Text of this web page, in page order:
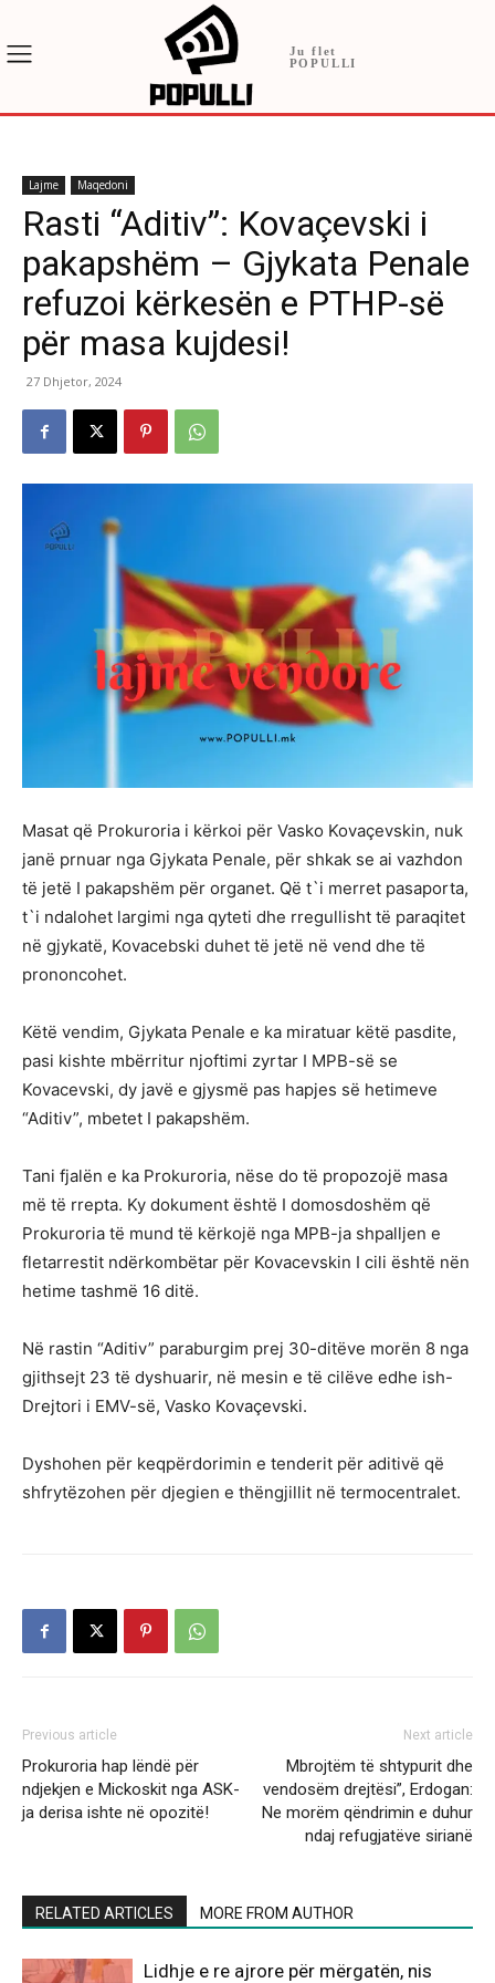
Ju flet
POPULLI
Lajme Maqedoni
Rasti “Aditiv”: Kovaçevski i
pakapshëm – Gjykata Penale
refuzoi kërkesën e PTHP-së
për masa kujdesi!
27 Dhjetor, 2024
Masat që Prokuroria i kërkoi për Vasko Kovaçevskin, nuk
janë prnuar nga Gjykata Penale, për shkak se ai vazhdon
të jetë I pakapshëm për organet. Që t`i merret pasaporta,
t`i ndalohet largimi nga qyteti dhe rregullisht të paraqitet
në gjykatë, Kovacebski duhet të jetë në vend dhe të
prononcohet.
Këtë vendim, Gjykata Penale e ka miratuar këtë pasdite,
pasi kishte mbërritur njoftimi zyrtar I MPB-së se
Kovacevski, dy javë e gjysmë pas hapjes së hetimeve
“Aditiv”, mbetet I pakapshëm.
Tani fjalën e ka Prokuroria, nëse do të propozojë masa
më të rrepta. Ky dokument është I domosdoshëm që
Prokuroria të mund të kërkojë nga MPB-ja shpalljen e
fletarrestit ndërkombëtar për Kovacevskin I cili është nën
hetime tashmë 16 ditë.
Në rastin “Aditiv” paraburgim prej 30-ditëve morën 8 nga
gjithsejt 23 të dyshuarir, në mesin e të cilëve edhe ish-
Drejtori i EMV-së, Vasko Kovaçevski.
Dyshohen për keqpërdorimin e tenderit për aditivë që
shfrytëzohen për djegien e thëngjillit në termocentralet.
Previous article
Prokuroria hap lëndë për
ndjekjen e Mickoskit nga ASK-
ja derisa ishte në opozitë!
Next article
Mbrojtëm të shtypurit dhe
vendosëm drejtësi”, Erdogan:
Ne morëm qëndrimin e duhur
ndaj refugjatëve sirianë
RELATED ARTICLES MORE FROM AUTHOR
Lidhje e re ajrore për mërgatën, nis